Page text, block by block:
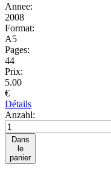
Annee:
2008
Format:
A5
Pages:
44
Prix:
5.00
€
Détails
Anzahl:
Dans
le
panier